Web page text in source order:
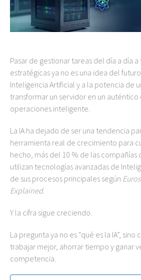
Pasar de gestionar tareas del día a día
estratégicas ya no es una idea del
Inteligencia Artificial y a la potencia de
transformar un servidor en un
operaciones inteligente.
La IA ha dejado de ser una tendencia
herramienta real de crecimiento para
hecho, más del 10 % de las compañías
utilizan tecnologías avanzadas de
de sus procesos principales según
Explained.
Y la cifra sigue creciendo.
La pregunta ya no es “qué es la IA”,
trabajar mejor, ahorrar tiempo y ganar
competencia.